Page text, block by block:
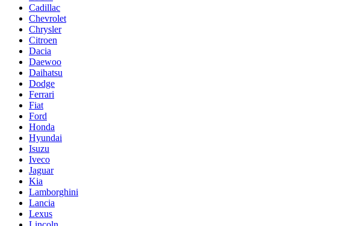
Cadillac
Chevrolet
Chrysler
Citroen
Dacia
Daewoo
Daihatsu
Dodge
Ferrari
Fiat
Ford
Honda
Hyundai
Isuzu
Iveco
Jaguar
Kia
Lamborghini
Lancia
Lexus